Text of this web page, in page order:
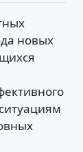
новых